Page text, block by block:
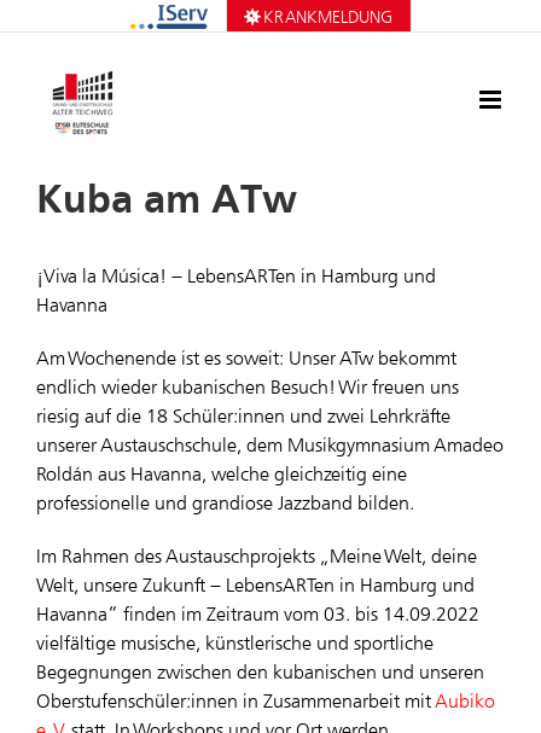
springen
KRANKMELDUNG
Kuba am ATw
¡Viva la Música! – LebensARTen in Hamburg und
Havanna
Am Wochenende ist es soweit: Unser ATw bekommt
endlich wieder kubanischen Besuch! Wir freuen uns
riesig auf die 18 Schüler:innen und zwei Lehrkräfte
unserer Austauschschule, dem Musikgymnasium Amadeo
Roldán aus Havanna, welche gleichzeitig eine
professionelle und grandiose Jazzband bilden.
Im Rahmen des Austauschprojekts „Meine Welt, deine
Welt, unsere Zukunft – LebensARTen in Hamburg und
Havanna“ finden im Zeitraum vom 03. bis 14.09.2022
vielfältige musische, künstlerische und sportliche
Begegnungen zwischen den kubanischen und unseren
Oberstufenschüler:innen in Zusammenarbeit mitAubiko